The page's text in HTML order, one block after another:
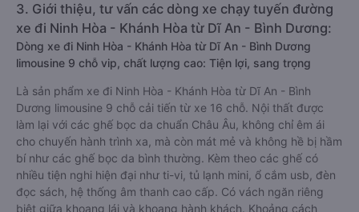
3. Giới thiệu, tư vấn các dòng xe chạy tuyến đường
xe đi Ninh Hòa - Khánh Hòa từ Dĩ An - Bình Dương:
Dòng xe đi Ninh Hòa - Khánh Hòa từ Dĩ An - Bình Dương
limousine 9 chỗ vip, chất lượng cao: Tiện lợi, sang trọng
Là sản phẩm xe đi Ninh Hòa - Khánh Hòa từ Dĩ An - Bình
Dương limousine 9 chỗ cải tiến từ xe 16 chỗ. Nội thất được
làm lại với các ghế bọc da chuẩn Châu Âu, không chỉ êm ái
cho chuyến hành trình xa, mà còn mát mẻ và không hề bị hầm
bí như các ghế bọc da bình thường. Kèm theo các ghế có
nhiều tiện nghi hiện đại như ti-vi, tủ lạnh mini, ổ cắm usb, đèn
đọc sách, hệ thống âm thanh cao cấp. Có vách ngăn riêng
biệt giữa khoang lái và khoang hành khách. Khoảng cách